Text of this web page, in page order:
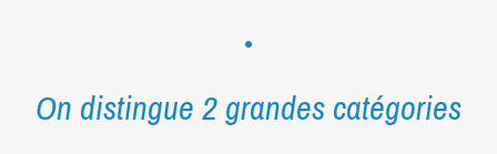
•
On distingue 2 grandes catégories